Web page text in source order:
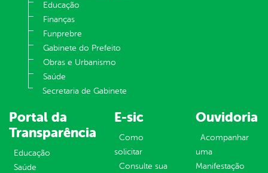
Educação
Finanças
Funprebre
Gabinete do Prefeito
Obras e Urbanismo
Saúde
Secretaria de Gabinete
Portal da
Transparência
Educação
Saúde
E-sic
Como
solicitar
Consulte sua
Ouvidoria
Acompanhar
uma
Manifestação